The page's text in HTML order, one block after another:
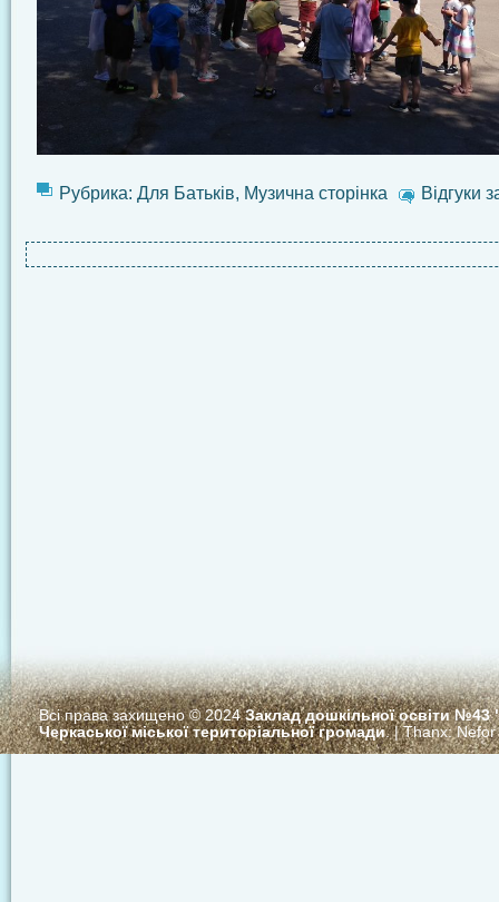
Рубрика: Для Батьків, Музична сторінка Відгуки
Всі права захищено © 2024Заклад дошкільної освіти
Черкаської міської територіальної громади. | Thanx:Nefor